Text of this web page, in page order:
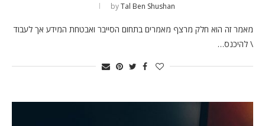
byTal Ben Shushan
מאמר זה הוא חלק מרצף מאמרים בתחום הסייבר ואבטחת המידע אך לעבוד
\ להיכנס…